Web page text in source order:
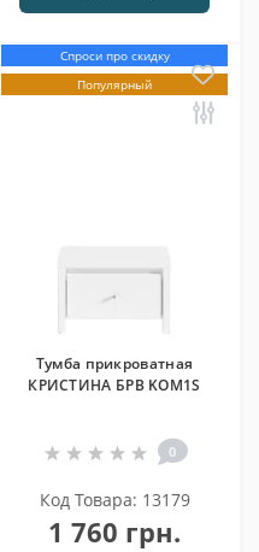
Спроси про скидку
Популярный
Тумба прикроватная
КРИСТИНА БРВ KOM1S
0
Код Товара: 13179
1 760 грн.